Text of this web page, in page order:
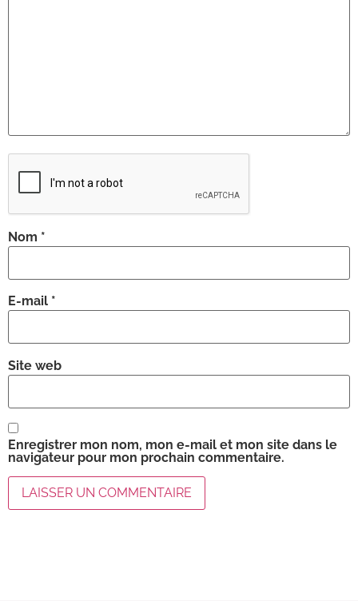
Nom *
E-mail *
Site web
Enregistrer mon nom, mon e-mail et mon site dans le
navigateur pour mon prochain commentaire.